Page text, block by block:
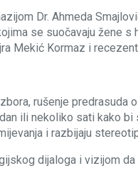
Dr. Ahmeda
se suočavaju žene s
Mekić Kormaz i
rušenje predrasuda
ili nekoliko sati kako
i razbijaju
dijaloga i vizijom